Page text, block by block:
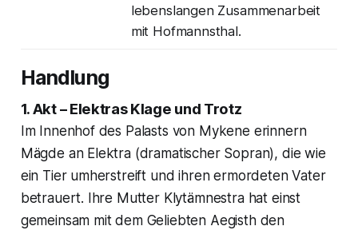
lebenslangen Zusammenarbeit
mit Hofmannsthal.
Handlung
1. Akt – Elektras Klage und Trotz
Im Innenhof des Palasts von Mykene erinnern
Mägde an Elektra (dramatischer Sopran), die wie
ein Tier umherstreift und ihren ermordeten Vater
betrauert. Ihre Mutter Klytämnestra hat einst
gemeinsam mit dem Geliebten Aegisth den